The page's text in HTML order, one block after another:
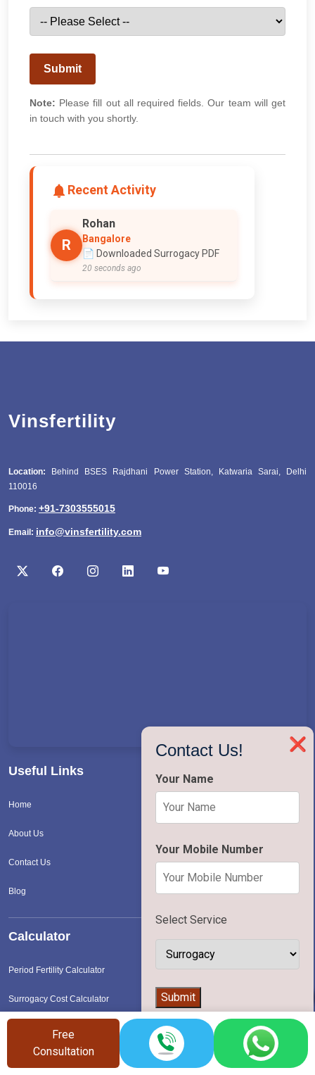
Submit
Note: Please fill out all required fields. Our team will get
in touch with you shortly.
Recent Activity
R
Rohan
Bangalore
📄 Downloaded Surrogacy PDF
20 seconds ago
❌
Contact Us!
Your Name
Your Mobile Number
Select Service
Submit
Vinsfertility
Location: Behind BSES Rajdhani Power Station, Katwaria Sarai, Delhi
110016
Phone: +91-7303555015
Email: info@vinsfertility.com
Useful Links
Home
About Us
Contact Us
Blog
Calculator
Period Fertility Calculator
Surrogacy Cost Calculator
Free
Consultation